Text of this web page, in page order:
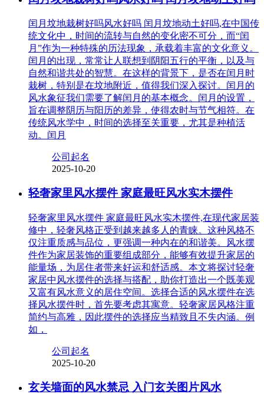
闰月坟地栽树好吗风水好吗 闰月坟地动土好吗,在中国传
统文化中，时间的流转与自然的变化密不可分，而“闰
月”作为一种特殊的历法现象，承载着丰富的文化意义。
闰月的出现，常常让人联想到阴阳五行的平衡，以及与
自然和谐共处的智慧。在这样的背景下，是否在闰月时
栽树，特别是在坟地附近，值得我们深入探讨。闰月的
风水象征我们需要了解闰月的基本概念。闰月的设置，
旨在调整阴历与阳历的差异，使得农时与节气相符。在
传统风水学中，时间的选择至关重要，尤其是种植活
动。闰月
公司起名
2025-10-20
轻奢家里风水摆件 家庭最旺风水实木摆件
轻奢家里风水摆件 家庭最旺风水实木摆件,在现代家居装
修中，轻奢风格正受到越来越多人的青睐。这种风格不
仅注重质感与品位，更强调一种内在的和谐美。风水摆
件作为家居装饰的重要组成部分，能够有效提升家居的
能量场，为居住者带来好运和舒适感。本文将探讨轻奢
家居中风水摆件的选择与搭配，助你打造出一个既美观
又富有风水意义的居住空间。选择合适的风水摆件在选
择风水摆件时，首先要考虑其寓意。轻奢家居风格注重
简约与高雅，因此摆件的选择应当精致且不失内涵。例
如，
公司起名
2025-10-20
玄关墙面的风水禁忌 入门玄关图片风水